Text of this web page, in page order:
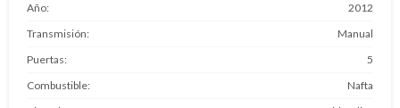
Año
2012
Transmisión
Manual
Puertas
5
Combustible
Nafta